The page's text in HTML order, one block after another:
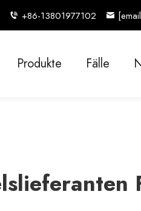
+86-13801977102
Produkte Fälle